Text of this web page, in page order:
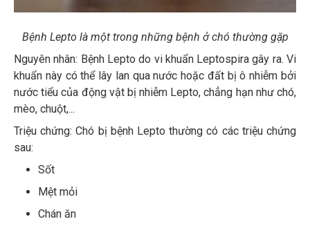
Bệnh Lepto là một trong những bệnh ở chó thường gặp
Nguyên nhân: Bệnh Lepto do vi khuẩn Leptospira gây ra. Vi
khuẩn này có thể lây lan qua nước hoặc đất bị ô nhiễm bởi
nước tiểu của động vật bị nhiễm Lepto, chẳng hạn như chó,
mèo, chuột,...
Triệu chứng: Chó bị bệnh Lepto thường có các triệu chứng
sau:
Sốt
Mệt mỏi
Chán ăn